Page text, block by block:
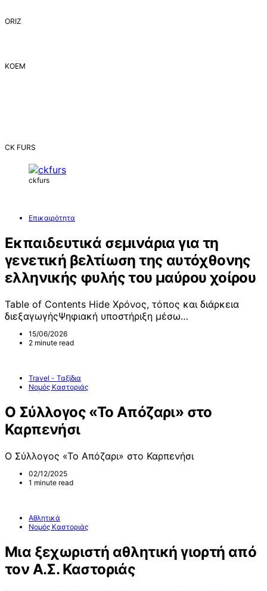
ORIZ
ΚΟΕΜ
CK FURS
ckfurs
Επικαιρότητα
Εκπαιδευτικά σεμινάρια για τη
γενετική βελτίωση της αυτόχθονης
ελληνικής φυλής του μαύρου χοίρου
Table of Contents Hide Χρόνος, τόπος και διάρκεια
διεξαγωγήςΨηφιακή υποστήριξη μέσω…
15/06/2026
2 minute read
Travel - Ταξίδια
Νομός Καστοριάς
Ο Σύλλογος «Το Απόζαρι» στο
Καρπενήσι
Ο Σύλλογος «Το Απόζαρι» στο Καρπενήσι
02/12/2025
1 minute read
Αθλητικά
Νομός Καστοριάς
Μια ξεχωριστή αθλητική γιορτή από
τον Α.Σ. Καστοριάς